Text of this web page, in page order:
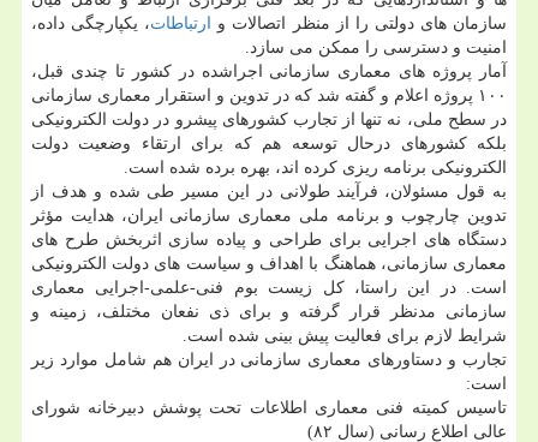
سازمان های دولتی را از منظر اتصالات و ارتباطات، یكپارچگی داده،
امنیت و دسترسی را ممكن می سازد.
آمار پروژه های معماری سازمانی اجراشده در كشور تا چندی قبل،
۱۰۰ پروژه اعلام و گفته شد كه در تدوین و استقرار معماری سازمانی
در سطح ملی، نه تنها از تجارب كشورهای پیشرو در دولت الكترونیكی
بلكه كشورهای درحال توسعه هم كه برای ارتقاء وضعیت دولت
الكترونیكی برنامه ریزی كرده اند، بهره برده شده است.
به قول مسئولان، فرآیند طولانی در این مسیر طی شده و هدف از
تدوین چارچوب و برنامه ملی معماری سازمانی ایران، هدایت مؤثر
دستگاه های اجرایی برای طراحی و پیاده سازی اثربخش طرح های
معماری سازمانی، هماهنگ با اهداف و سیاست های دولت الكترونیكی
است. در این راستا، كل زیست بوم فنی-علمی-اجرایی معماری
سازمانی مدنظر قرار گرفته و برای ذی نفعان مختلف، زمینه و
شرایط لازم برای فعالیت پیش بینی شده است.
تجارب و دستاورهای معماری سازمانی در ایران هم شامل موارد زیر
است:
تاسیس كمیته فنی معماری اطلاعات تحت پوشش دبیرخانه شورای
عالی اطلاع رسانی (سال ۸۲)